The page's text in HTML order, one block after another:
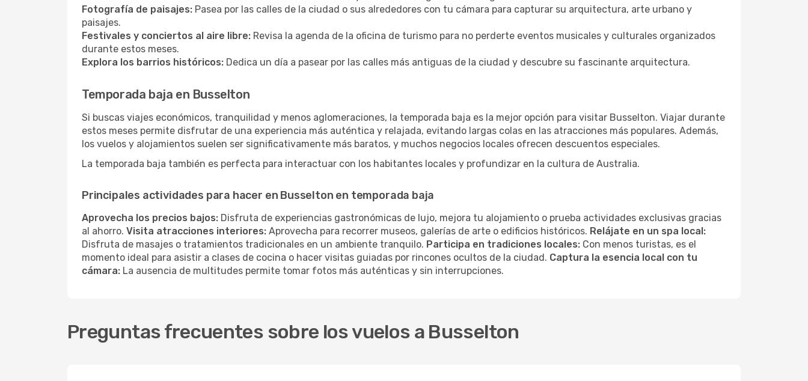
Fotografía de paisajes: Pasea por las calles de la ciudad o sus alrededores con tu cámara para capturar su arquitectura, arte urbano y
paisajes.
Festivales y conciertos al aire libre: Revisa la agenda de la oficina de turismo para no perderte eventos musicales y culturales organizados
durante estos meses.
Explora los barrios históricos: Dedica un día a pasear por las calles más antiguas de la ciudad y descubre su fascinante arquitectura.
Temporada baja en Busselton
Si buscas viajes económicos, tranquilidad y menos aglomeraciones, la temporada baja es la mejor opción para visitar Busselton. Viajar durante
estos meses permite disfrutar de una experiencia más auténtica y relajada, evitando largas colas en las atracciones más populares. Además,
los vuelos y alojamientos suelen ser significativamente más baratos, y muchos negocios locales ofrecen descuentos especiales.
La temporada baja también es perfecta para interactuar con los habitantes locales y profundizar en la cultura de Australia.
Principales actividades para hacer en Busselton en temporada baja
Aprovecha los precios bajos: Disfruta de experiencias gastronómicas de lujo, mejora tu alojamiento o prueba actividades exclusivas gracias
al ahorro. Visita atracciones interiores: Aprovecha para recorrer museos, galerías de arte o edificios históricos. Relájate en un spa local:
Disfruta de masajes o tratamientos tradicionales en un ambiente tranquilo. Participa en tradiciones locales: Con menos turistas, es el
momento ideal para asistir a clases de cocina o hacer visitas guiadas por rincones ocultos de la ciudad. Captura la esencia local con tu
cámara: La ausencia de multitudes permite tomar fotos más auténticas y sin interrupciones.
Preguntas frecuentes sobre los vuelos a Busselton